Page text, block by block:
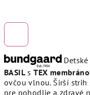
BASIL sTEX
ovčou vlnou. Širší strih
pre pohodlie a zdravé